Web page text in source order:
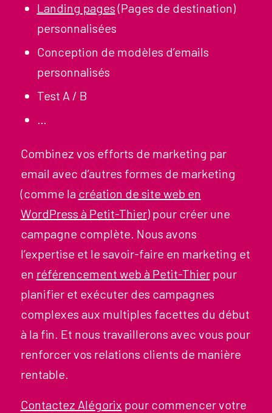
Landing pages(Pages de destination)
personnalisées
Conception de modèles d’emails
personnalisés
Test A / B
…
Combinez vos efforts de marketing par
email avec d’autres formes de marketing
(comme la création de site web en
WordPress à Petit-Thier) pour créer une
campagne complète. Nous avons
l’expertise et le savoir-faire en marketing et
en référencement web à Petit-Thierpour
planifier et exécuter des campagnes
complexes aux multiples facettes du début
à la fin. Et nous travaillerons avec vous pour
renforcer vos relations clients de manière
rentable.
Contactez Alégorix pour commencer votre